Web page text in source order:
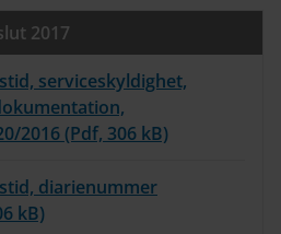
2017
serviceskyldighet,
2016 (Pdf, 306 kB)
diarienummer
kB)